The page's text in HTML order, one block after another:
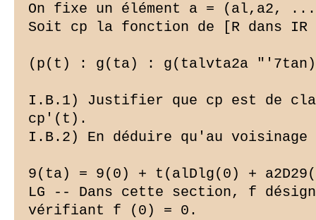
On fixe un élément a = (al,a2,
Soit cp la fonction de [R dans
(p(t) : g(ta) : g(talvta2a "'7tan)
I.B.1) Justifier que cp est de
cp'(t).
I.B.2) En déduire qu'au voisinage
9(ta) = 9(0) + t(alDlg(0) +
LG -- Dans cette section, f
vérifiant f (0) = 0.